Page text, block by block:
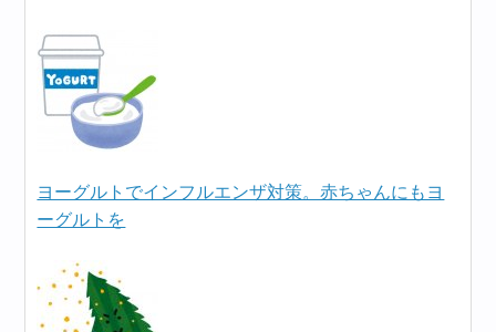
ヨーグルトでインフルエンザ対策。赤ちゃんにもヨ
ーグルトを